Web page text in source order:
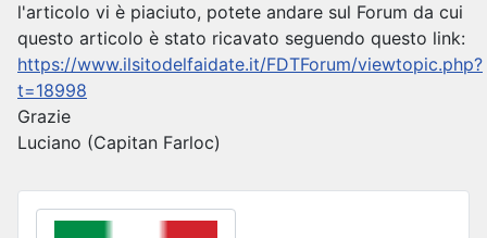
Seleziona la tua lingua
l'articolo vi è piaciuto, potete andare sul Forum da cui
questo articolo è stato ricavato seguendo questo link:
https://www.ilsitodelfaidate.it/FDTForum/viewtopic.php?
t=18998
Grazie
Luciano (Capitan Farloc)